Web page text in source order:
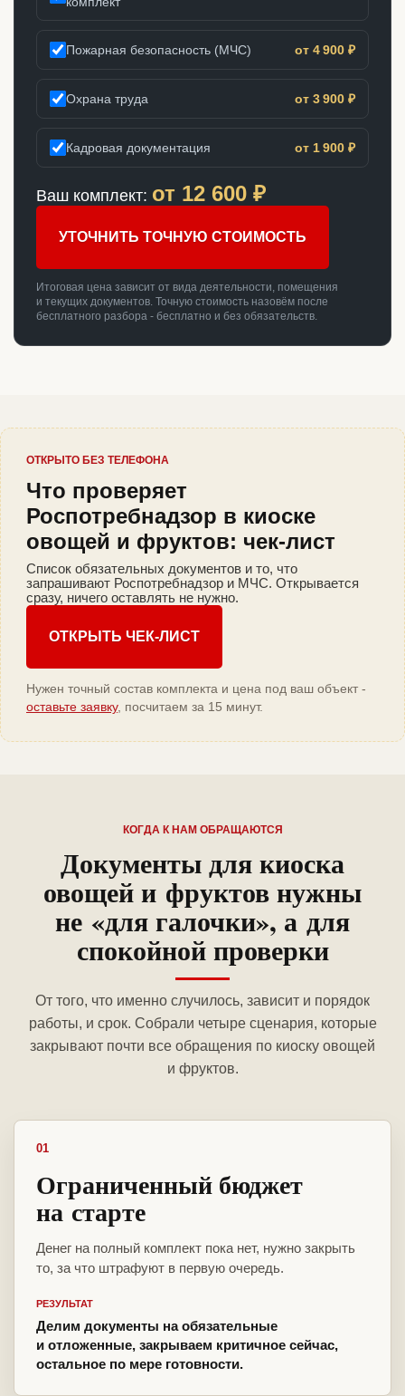
Пожарная безопасность (МЧС) от 4 900 ₽
Охрана труда от 3 900 ₽
Кадровая документация от 1 900 ₽
Ваш комплект: от 12 600 ₽
УТОЧНИТЬ ТОЧНУЮ СТОИМОСТЬ
Итоговая цена зависит от вида деятельности, помещения
и текущих документов. Точную стоимость назовём после
бесплатного разбора - бесплатно и без обязательств.
ОТКРЫТО БЕЗ ТЕЛЕФОНА
Что проверяет
Роспотребнадзор в киоске
овощей и фруктов: чек-лист
Список обязательных документов и то, что
запрашивают Роспотребнадзор и МЧС. Открывается
сразу, ничего оставлять не нужно.
ОТКРЫТЬ ЧЕК-ЛИСТ
Нужен точный состав комплекта и цена под ваш объект -
оставьте заявку, посчитаем за 15 минут.
КОГДА К НАМ ОБРАЩАЮТСЯ
Документы для киоска
овощей и фруктов нужны
не «для галочки», а для
спокойной проверки
От того, что именно случилось, зависит и порядок
работы, и срок. Собрали четыре сценария, которые
закрывают почти все обращения по киоску овощей
и фруктов.
01
Ограниченный бюджет
на старте
Денег на полный комплект пока нет, нужно закрыть
то, за что штрафуют в первую очередь.
РЕЗУЛЬТАТ
Делим документы на обязательные
и отложенные, закрываем критичное сейчас,
остальное по мере готовности.